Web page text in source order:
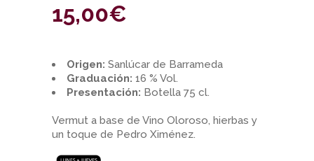
15,00€
Origen: Sanlúcar de Barrameda
Graduación: 16 % Vol.
Presentación: Botella 75 cl.
Vermut a base de Vino Oloroso, hierbas y
un toque de Pedro Ximénez.